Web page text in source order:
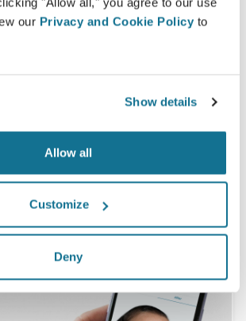
our Privacy and Cookie Policy to
Show details
Allow all
Customize
Deny
Tevreden
vrouwen zeiden tevreden of zeer
hadden ondergaan tussen mei
2011.